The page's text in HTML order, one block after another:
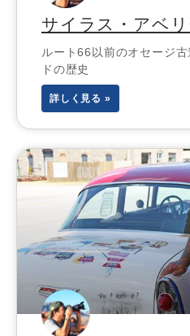
サイラス・アベリ
ルート66以前のオセージ
ドの歴史
詳しく見る »